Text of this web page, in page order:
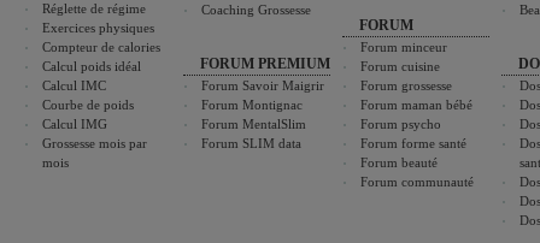
Réglette de régime
Exercices physiques
Compteur de calories
Calcul poids idéal
Calcul IMC
Courbe de poids
Calcul IMG
Grossesse mois par
mois
Coaching Grossesse
FORUM PREMIUM
Forum Savoir Maigrir
Forum Montignac
Forum MentalSlim
Forum SLIM data
FORUM
Forum minceur
Forum cuisine
Forum grossesse
Forum maman bébé
Forum psycho
Forum forme santé
Forum beauté
Forum communauté